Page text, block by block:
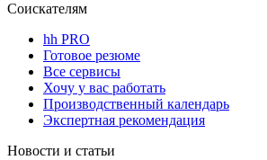
Соискателям
hh PRO
Готовое резюме
Все сервисы
Хочу у вас работать
Производственный календарь
Экспертная рекомендация
Новости и статьи